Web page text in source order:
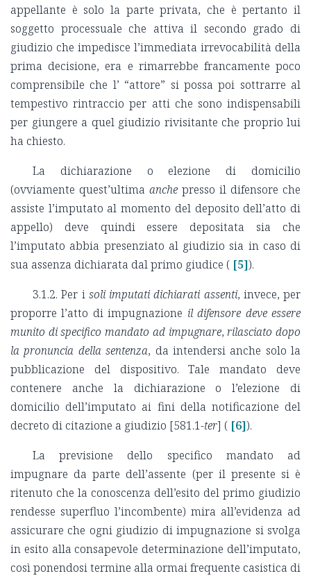
appellante è solo la parte privata, che è pertanto il
soggetto processuale che attiva il secondo grado di
giudizio che impedisce l’immediata irrevocabilità della
prima decisione, era e rimarrebbe francamente poco
comprensibile che l’ “attore” si possa poi sottrarre al
tempestivo rintraccio per atti che sono indispensabili
per giungere a quel giudizio rivisitante che proprio lui
ha chiesto.
La dichiarazione o elezione di domicilio
(ovviamente quest’ultima anche presso il difensore che
assiste l’imputato al momento del deposito dell’atto di
appello) deve quindi essere depositata sia che
l’imputato abbia presenziato al giudizio sia in caso di
sua assenza dichiarata dal primo giudice ( [5]).
3.1.2. Per i soli imputati dichiarati assenti, invece, per
proporre l’atto di impugnazione il difensore deve essere
munito di specifico mandato ad impugnare,rilasciato dopo
la pronuncia della sentenza, da intendersi anche solo la
pubblicazione del dispositivo. Tale mandato deve
contenere anche la dichiarazione o l’elezione di
domicilio dell’imputato ai fini della notificazione del
decreto di citazione a giudizio [581.1-ter] ( [6]).
La previsione dello specifico mandato ad
impugnare da parte dell’assente (per il presente si è
ritenuto che la conoscenza dell’esito del primo giudizio
rendesse superfluo l’incombente) mira all’evidenza ad
assicurare che ogni giudizio di impugnazione si svolga
in esito alla consapevole determinazione dell’imputato,
così ponendosi termine alla ormai frequente casistica di